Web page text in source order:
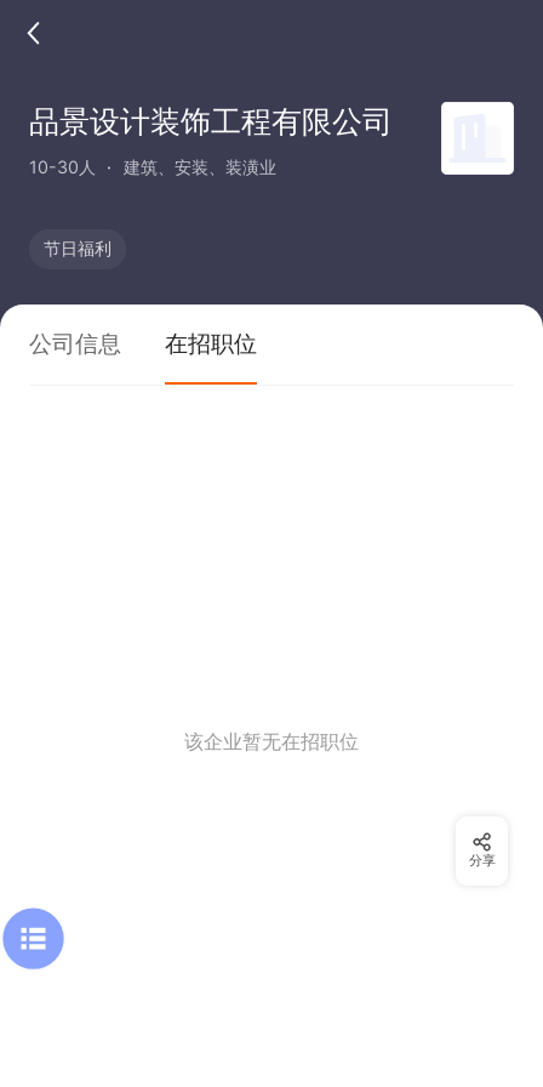
品景设计装饰工程有限公司
10-30人 建筑、安装、装潢业
节日福利
公司信息 在招职位
该企业暂无在招职位
分享